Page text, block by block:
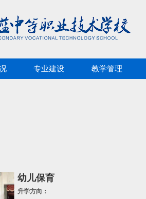
专业建设 教学管理
幼儿保育
升学方向：